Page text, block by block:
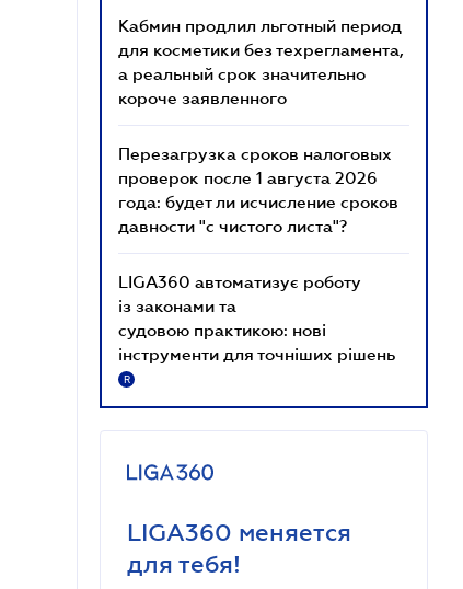
Кабмин продлил льготный период
для косметики без техрегламента,
а реальный срок значительно
короче заявленного
Перезагрузка сроков налоговых
проверок после 1 августа 2026
года: будет ли исчисление сроков
давности "с чистого листа"?
LIGA360 автоматизує роботу
із законами та
судовою практикою: нові
інструменти для точніших рішень
R
LIGA360 меняется
для тебя!